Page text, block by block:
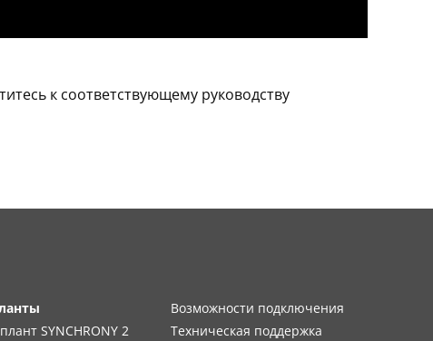
к соответствующему руководству
SYNCHRONY 2
Возможности подключения
Техническая поддержка